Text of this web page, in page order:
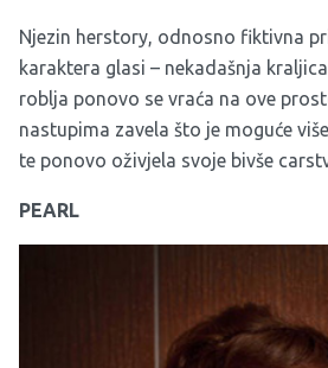
Njezin herstory, odnosno fiktivna
karaktera glasi – nekadašnja
roblja ponovo se vraća na ove
nastupima zavela što je moguće
te ponovo oživjela svoje bivše
PEARL